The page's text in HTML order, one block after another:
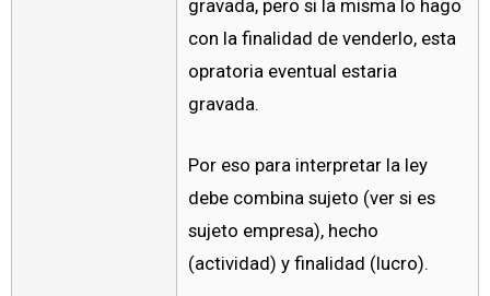
gravada, pero si la misma lo hago
con la finalidad de venderlo, esta
opratoria eventual estaria
gravada.
Por eso para interpretar la ley
debe combina sujeto (ver si es
sujeto empresa), hecho
(actividad) y finalidad (lucro).